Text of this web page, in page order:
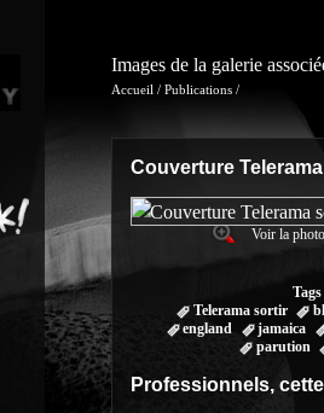
Images de la galerie
Accueil / Publications /
Couverture
Voir la
Telerama sortir
england
jamaica
parution
Professionnels,